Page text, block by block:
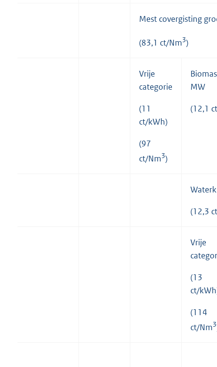
Mest covergisting
(83,1 ct/Nm3)
Vrije
categorie
(11
ct/kWh)
(97
ct/Nm3)
MW
(12,1
(12,3
Vrije
(13
ct/
(114
ct/Nm3